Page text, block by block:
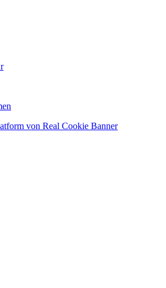
von Real Cookie Banner